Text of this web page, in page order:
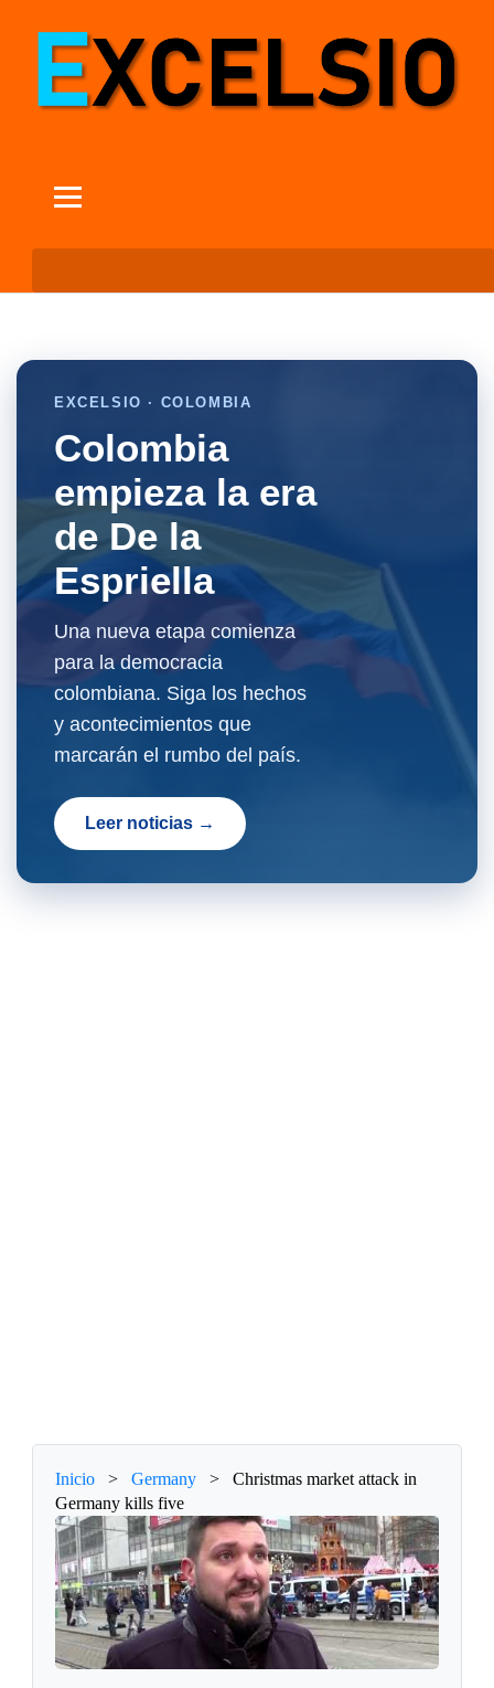
EXCELSIO · COLOMBIA
Colombia
empieza la era
de De la
Espriella
Una nueva etapa comienza
para la democracia
colombiana. Siga los hechos
y acontecimientos que
marcarán el rumbo del país.
Leer noticias →
Inicio > Germany >
Christmas market attack in
Germany kills five